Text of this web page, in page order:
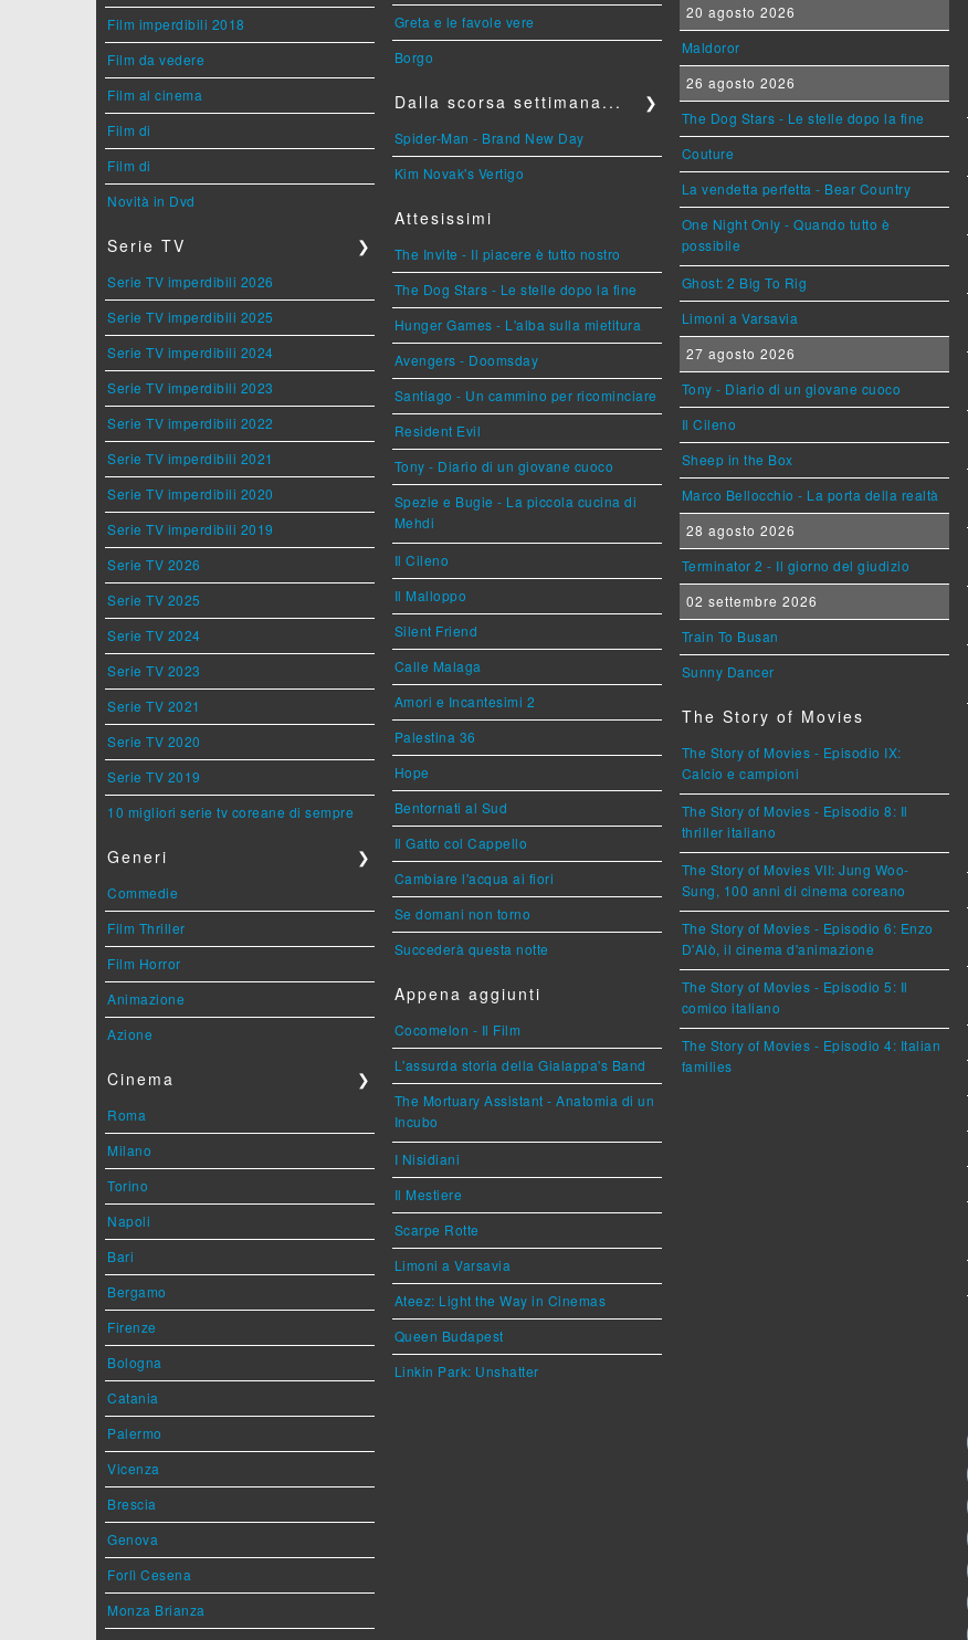
Film imperdibili 2018
Film da vedere
Film al cinema
Film di
Film di
Novità in Dvd
Serie TV ❯
Serie TV imperdibili 2026
Serie TV imperdibili 2025
Serie TV imperdibili 2024
Serie TV imperdibili 2023
Serie TV imperdibili 2022
Serie TV imperdibili 2021
Serie TV imperdibili 2020
Serie TV imperdibili 2019
Serie TV 2026
Serie TV 2025
Serie TV 2024
Serie TV 2023
Serie TV 2021
Serie TV 2020
Serie TV 2019
10 migliori serie tv coreane di sempre
Generi ❯
Commedie
Film Thriller
Film Horror
Animazione
Azione
Cinema ❯
Roma
Milano
Torino
Napoli
Bari
Bergamo
Firenze
Bologna
Catania
Palermo
Vicenza
Brescia
Genova
Forlì Cesena
Monza Brianza
Greta e le favole vere
Borgo
Dalla scorsa settimana... ❯
Spider-Man - Brand New Day
Kim Novak's Vertigo
Attesissimi
The Invite - Il piacere è tutto nostro
The Dog Stars - Le stelle dopo la fine
Hunger Games - L'alba sulla mietitura
Avengers - Doomsday
Santiago - Un cammino per ricominciare
Resident Evil
Tony - Diario di un giovane cuoco
Spezie e Bugie - La piccola cucina di
Mehdi
Il Cileno
Il Malloppo
Silent Friend
Calle Malaga
Amori e Incantesimi 2
Palestina 36
Hope
Bentornati al Sud
Il Gatto col Cappello
Cambiare l'acqua ai fiori
Se domani non torno
Succederà questa notte
Appena aggiunti
Cocomelon - Il Film
L'assurda storia della Gialappa's Band
The Mortuary Assistant - Anatomia di un
Incubo
I Nisidiani
Il Mestiere
Scarpe Rotte
Limoni a Varsavia
Ateez: Light the Way in Cinemas
Queen Budapest
Linkin Park: Unshatter
20 agosto 2026
Maldoror
26 agosto 2026
The Dog Stars - Le stelle dopo la fine
Couture
La vendetta perfetta - Bear Country
One Night Only - Quando tutto è
possibile
Ghost: 2 Big To Rig
Limoni a Varsavia
27 agosto 2026
Tony - Diario di un giovane cuoco
Il Cileno
Sheep in the Box
Marco Bellocchio - La porta della realtà
28 agosto 2026
Terminator 2 - Il giorno del giudizio
02 settembre 2026
Train To Busan
Sunny Dancer
The Story of Movies
The Story of Movies - Episodio IX:
Calcio e campioni
The Story of Movies - Episodio 8: Il
thriller italiano
The Story of Movies VII: Jung Woo-
Sung, 100 anni di cinema coreano
The Story of Movies - Episodio 6: Enzo
D'Alò, il cinema d'animazione
The Story of Movies - Episodio 5: Il
comico italiano
The Story of Movies - Episodio 4: Italian
families